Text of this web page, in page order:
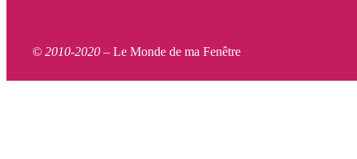
© 2010-2020 – Le Monde de ma Fenêtre